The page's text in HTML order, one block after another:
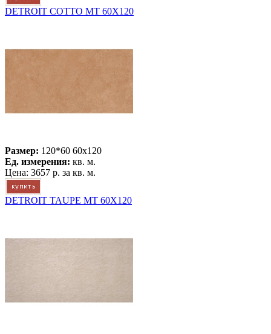
DETROIT COTTO MT 60X120
Размер: 120*60 60x120
Ед. измерения: кв. м.
Цена: 3657 р. за кв. м.
DETROIT TAUPE MT 60X120